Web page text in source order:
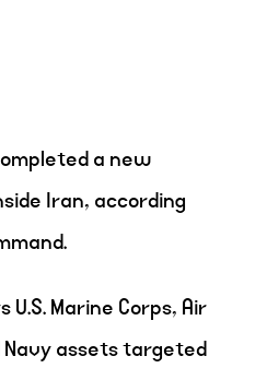
a new
Iran, according
U.S. Marine Corps, Air
Navy assets targeted